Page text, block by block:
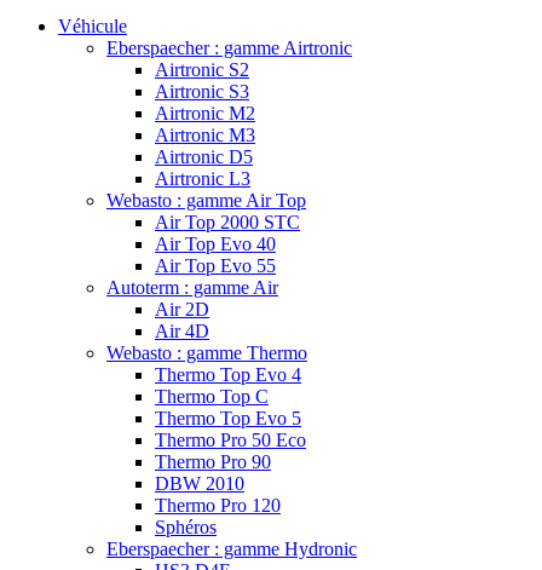
Véhicule
Eberspaecher : gamme Airtronic
Airtronic S2
Airtronic S3
Airtronic M2
Airtronic M3
Airtronic D5
Airtronic L3
Webasto : gamme Air Top
Air Top 2000 STC
Air Top Evo 40
Air Top Evo 55
Autoterm : gamme Air
Air 2D
Air 4D
Webasto : gamme Thermo
Thermo Top Evo 4
Thermo Top C
Thermo Top Evo 5
Thermo Pro 50 Eco
Thermo Pro 90
DBW 2010
Thermo Pro 120
Sphéros
Eberspaecher : gamme Hydronic